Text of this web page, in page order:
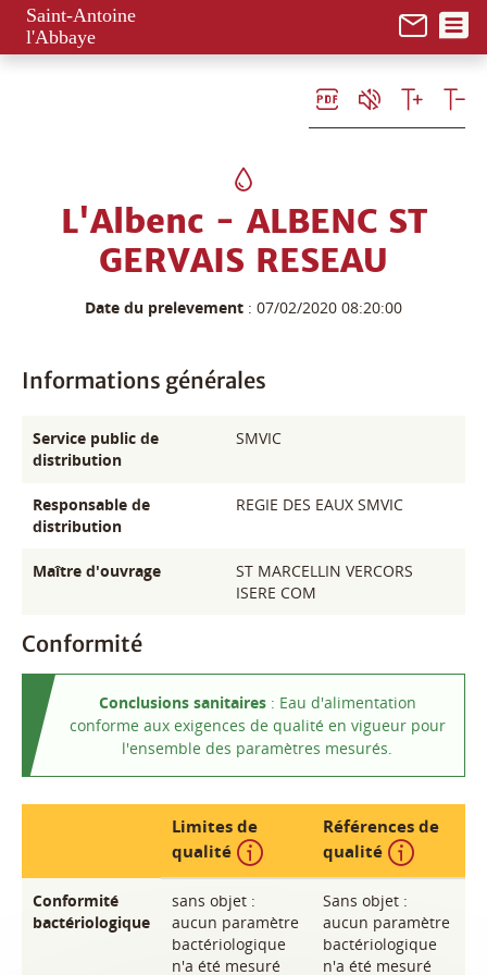
Saint-Antoine
l'Abbaye
L'Albenc - ALBENC ST
GERVAIS RESEAU
Date du prelevement : 07/02/2020 08:20:00
Informations générales
Service public de
distribution
SMVIC
Responsable de
distribution
REGIE DES EAUX SMVIC
Maître d'ouvrage
ST MARCELLIN VERCORS
ISERE COM
Conformité
Conclusions sanitaires: Eau d'alimentation
conforme aux exigences de qualité en vigueur pour
l'ensemble des paramètres mesurés.
Limites de
qualité
Information
Références de
qualité
Conformité
bactériologique
sans objet :
aucun paramètre
bactériologique
n'a été mesuré
Sans objet :
aucun paramètre
bactériologique
n'a été mesuré
Panneau de gestion des cookies